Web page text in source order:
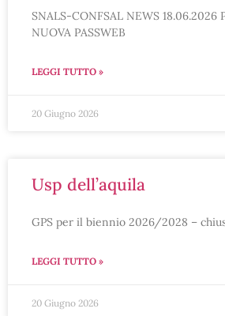
SNALS-CONFSAL NEWS 18.06.2026
NUOVA PASSWEB
LEGGI TUTTO »
20 Giugno 2026
usp dell’aquila
GPS per il biennio 2026/2028 –
LEGGI TUTTO »
20 Giugno 2026